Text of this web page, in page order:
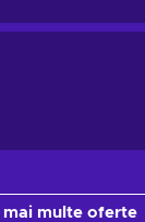
mai multe oferte